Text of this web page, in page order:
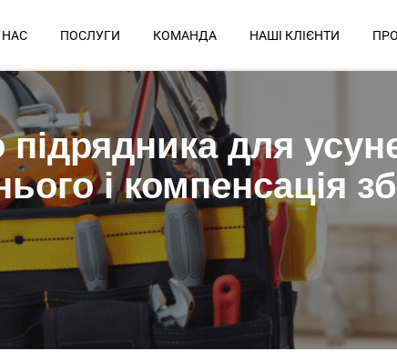
ПОСЛУГИ КОМАНДА НАШІ КЛІЄНТИ
для
і компенсація